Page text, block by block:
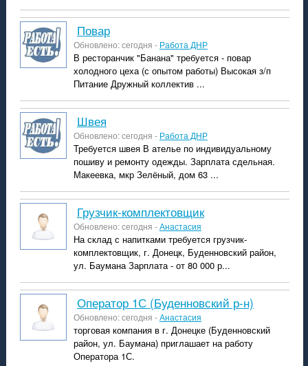
повар
Обновлено: сегодня - Работа ДНР
В ресторанчик "Банана" требуется - повар
холодного цеха (с опытом работы) Высокая з/п
Питание Дружный коллектив ...
швея
Обновлено: сегодня - Работа ДНР
Требуется швея В ателье по индивидуальному
пошиву и ремонту одежды. Зарплата сдельная.
Макеевка, мкр Зелёный, дом 63 ...
Грузчик-комплектовщик
Обновлено: сегодня -Анастасия
На склад с напитками требуется грузчик-
комплектовщик, г. Донецк, Буденновский район,
ул. Баумана Зарплата - от 80 000 р...
Оператор 1С (Буденновский р-н)
Обновлено: сегодня -Анастасия
торговая компания в г. Донецке (Буденновский
район, ул. Баумана) приглашает на работу
Оператора 1С.